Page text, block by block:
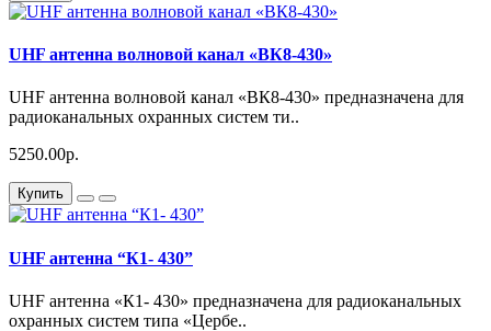
UHF антенна волновой канал «ВК8-430»
UHF антенна волновой канал «ВК8-430» предназначена для
радиоканальных охранных систем ти..
5250.00р.
Купить
UHF антенна “К1- 430”
UHF антенна «К1- 430» предназначена для радиоканальных
охранных систем типа «Цербе..